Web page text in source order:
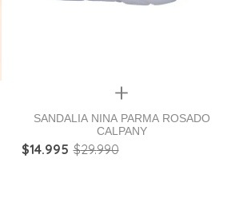
Quickview
SANDALIA NINA PARMA ROSADO
CALPANY
$14.995 $29.990